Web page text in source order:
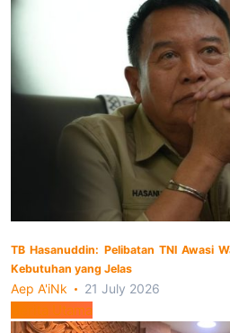
TB Hasanuddin: Pelibatan TNI Awasi
Kebutuhan yang Jelas
Aep A'iNk 21 July 2026
Berita Utama